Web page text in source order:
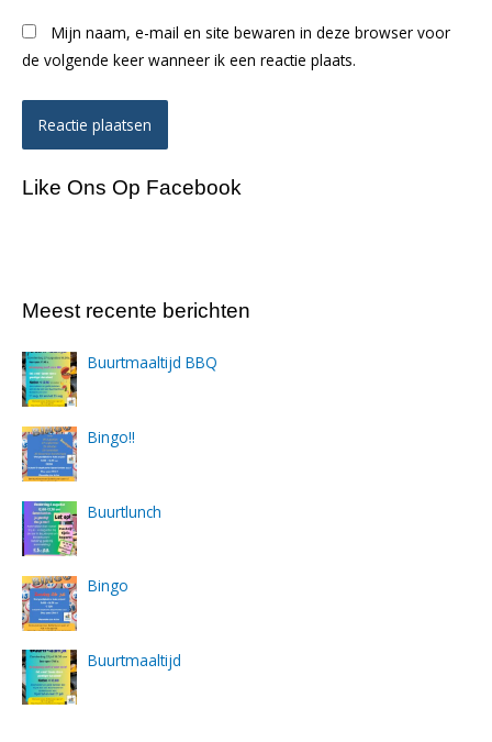
Mijn naam, e-mail en site bewaren in deze browser voor
de volgende keer wanneer ik een reactie plaats.
Like Ons Op Facebook
Meest recente berichten
Buurtmaaltijd BBQ
Bingo!!
Buurtlunch
Bingo
Buurtmaaltijd